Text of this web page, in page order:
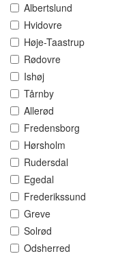
Albertslund
Hvidovre
Høje-Taastrup
Rødovre
Ishøj
Tårnby
Allerød
Fredensborg
Hørsholm
Rudersdal
Egedal
Frederikssund
Greve
Solrød
Odsherred